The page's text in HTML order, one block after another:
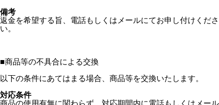
備考
返金を希望する旨、電話もしくはメールにてお申し付けくださ
い。
■商品等の不具合による交換
以下の条件にあてはまる場合、商品等を交換いたします。
対応条件
商品の使用有無に関わらず、対応期間内に電話もしくはメール